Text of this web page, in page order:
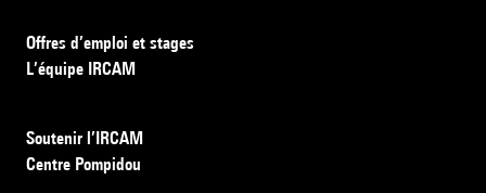
Offres d’emploi et stages
L’équipe IRCAM
Soutenir l’IRCAM
Centre Pompidou